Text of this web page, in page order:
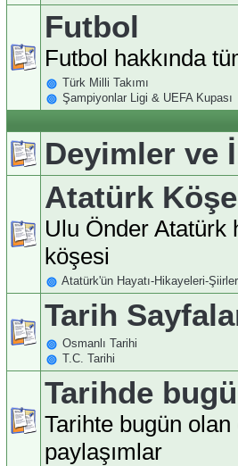
Futbol
Futbol hakkında
Türk Milli Takımı
Şampiyonlar Ligi & UEFA Kupası
Deyimler ve
Atatürk
Ulu Önder Atatürk
köşesi
Atatürk'ün Hayatı-Hikayeleri-
Tarih
Osmanlı Tarihi
T.C. Tarihi
Tarihde
Tarihte bugün
paylaşımlar